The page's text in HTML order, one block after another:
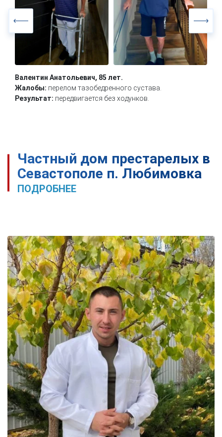
Валентин Анатольевич, 85 лет.
Жалобы: перелом тазобедренного сустава.
Результат: передвигается без ходунков.
Частный дом престарелых в
Севастополе п. Любимовка
ПОДРОБНЕЕ